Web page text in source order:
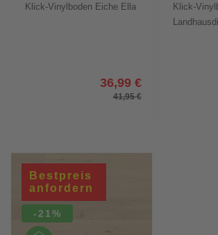
Friends
Klick-Vinylboden Eiche Ella
36,99 €
41,95 €
LHD XL
Klick-
Bestpreis
anfordern
-21%